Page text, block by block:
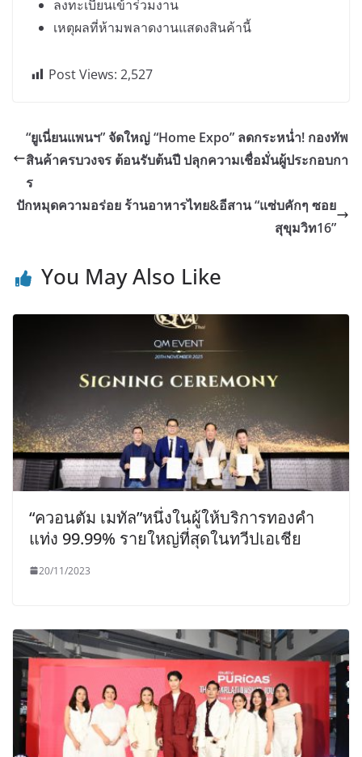
ลงทะเบียนเข้าร่วมงาน
เหตุผลที่ห้ามพลาดงานแสดงสินค้านี้
Post Views: 2,527
“ยูเนี่ยนแพนฯ” จัดใหญ่ “Home Expo” ลดกระหน่ำ! กองทัพ
สินค้าครบวงจร ต้อนรับต้นปี ปลุกความเชื่อมั่นผู้ประกอบกา
ร
ปักหมุดความอร่อย ร้านอาหารไทย&อีสาน “แซ่บคักๆ ซอย
สุขุมวิท16”
You May Also Like
“ควอนตัม เมทัล”หนึ่งในผู้ให้บริการทองคำ
แท่ง 99.99% รายใหญ่ที่สุดในทวีปเอเชีย
20/11/2023